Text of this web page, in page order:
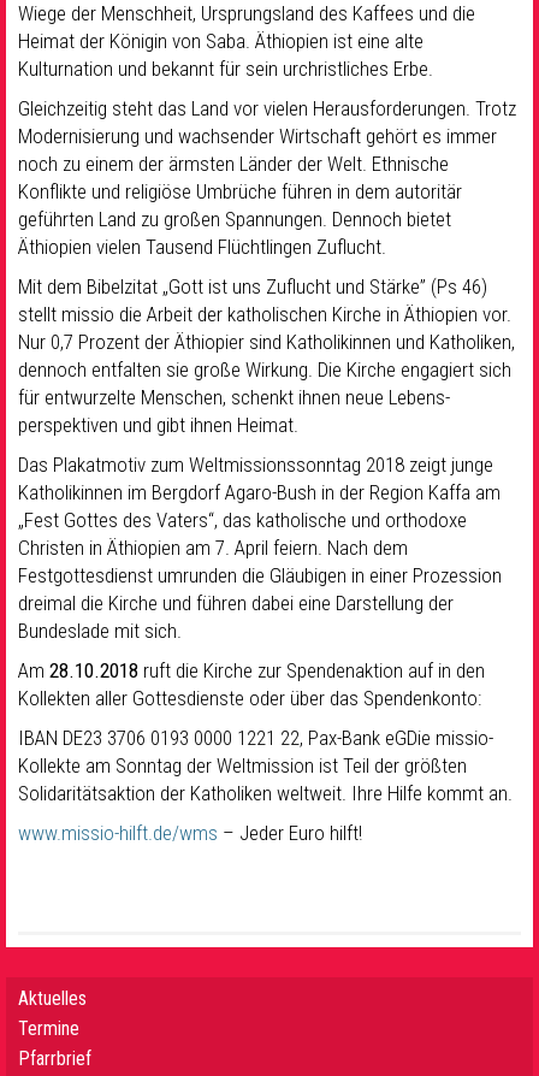
Wiege der Menschheit, Ursprungsland des Kaffees und die
Heimat der Königin von Saba. Äthiopien ist eine alte
Kulturnation und bekannt für sein urchristliches Erbe.
Gleichzeitig steht das Land vor vielen Herausforderungen. Trotz
Modernisierung und wachsender Wirtschaft gehört es immer
noch zu einem der ärmsten Länder der Welt. Ethnische
Konflikte und religiöse Umbrüche führen in dem autoritär
geführten Land zu großen Spannungen. Dennoch bietet
Äthiopien vielen Tausend Flüchtlingen Zuflucht.
Mit dem Bibelzitat „Gott ist uns Zuflucht und Stärke” (Ps 46)
stellt missio die Arbeit der katholischen Kirche in Äthiopien vor.
Nur 0,7 Prozent der Äthiopier sind Katholikinnen und Katholiken,
dennoch entfalten sie große Wirkung. Die Kirche engagiert sich
für entwurzelte Menschen, schenkt ihnen neue Lebens-
perspektiven und gibt ihnen Heimat.
Das Plakatmotiv zum Weltmissionssonntag 2018 zeigt junge
Katholikinnen im Bergdorf Agaro-Bush in der Region Kaffa am
„Fest Gottes des Vaters“, das katholische und orthodoxe
Christen in Äthiopien am 7. April feiern. Nach dem
Festgottesdienst umrunden die Gläubigen in einer Prozession
dreimal die Kirche und führen dabei eine Darstellung der
Bundeslade mit sich.
Am 28.10.2018 ruft die Kirche zur Spendenaktion auf in den
Kollekten aller Gottesdienste oder über das Spendenkonto:
IBAN DE23 3706 0193 0000 1221 22, Pax-Bank eGDie missio-
Kollekte am Sonntag der Weltmission ist Teil der größten
Solidaritätsaktion der Katholiken weltweit. Ihre Hilfe kommt an.
www.missio-hilft.de/wms – Jeder Euro hilft!
Aktuelles
Termine
Pfarrbrief